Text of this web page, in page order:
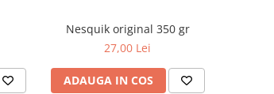
Nesquik original 350 gr
27,00 Lei
ADAUGA IN COS